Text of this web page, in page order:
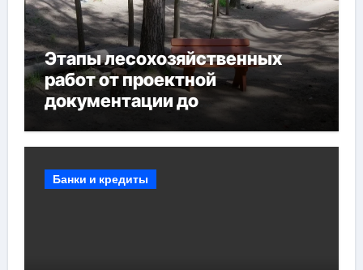
Этапы лесохозяйственных
работ от проектной
документации до
мероприятий и обустройства
Банки и кредиты